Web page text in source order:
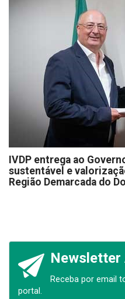
IVDP entrega ao
sustentável e
Região Demarcada do
Newsletter
Receba por email
portal.